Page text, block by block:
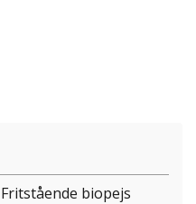
Fritstående biopejs